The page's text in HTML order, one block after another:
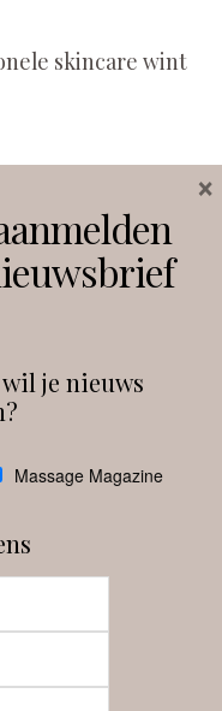
skincare wint
Facebook
je nieuws
Massage Magazine
×